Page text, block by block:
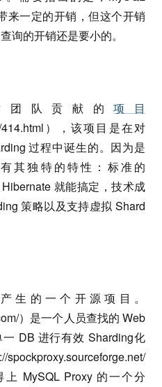
来一定的开销，但这个开销
询的开销还是要小的。
团队贡献的项目
414.html），该项目是在对
过程中诞生的。因为是
其独特的特性：标准的
就能搞定，技术成
策略以及支持虚拟 Shard
生的一个开源项目。
）是一个人员查找的 Web
DB 进行有效 Sharding化
spockproxy.sourceforge.net/
MySQL Proxy 的一个分